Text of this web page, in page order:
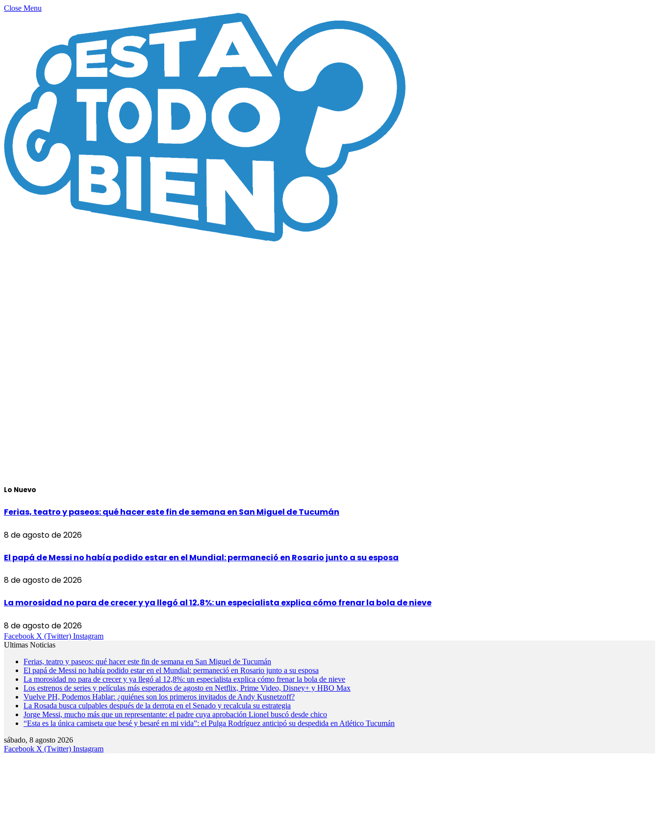
Close Menu
Lo Nuevo
Ferias, teatro y paseos: qué hacer este fin de semana en San Miguel de Tucumán
8 de agosto de 2026
El papá de Messi no había podido estar en el Mundial: permaneció en Rosario junto a su esposa
8 de agosto de 2026
La morosidad no para de crecer y ya llegó al 12,8%: un especialista explica cómo frenar la bola de nieve
8 de agosto de 2026
Facebook X (Twitter) Instagram
Ultimas Noticias
Ferias, teatro y paseos: qué hacer este fin de semana en San Miguel de Tucumán
El papá de Messi no había podido estar en el Mundial: permaneció en Rosario junto a su esposa
La morosidad no para de crecer y ya llegó al 12,8%: un especialista explica cómo frenar la bola de nieve
Los estrenos de series y películas más esperados de agosto en Netflix, Prime Video, Disney+ y HBO Max
Vuelve PH, Podemos Hablar: ¿quiénes son los primeros invitados de Andy Kusnetzoff?
La Rosada busca culpables después de la derrota en el Senado y recalcula su estrategia
Jorge Messi, mucho más que un representante: el padre cuya aprobación Lionel buscó desde chico
“Esta es la única camiseta que besé y besaré en mi vida”: el Pulga Rodríguez anticipó su despedida en Atlético Tucumán
sábado, 8 agosto 2026
Facebook X (Twitter) Instagram